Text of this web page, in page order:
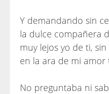
Y demandando sin
la dulce compañera
muy lejos yo de ti,
en la ara de mi amor
No preguntaba ni